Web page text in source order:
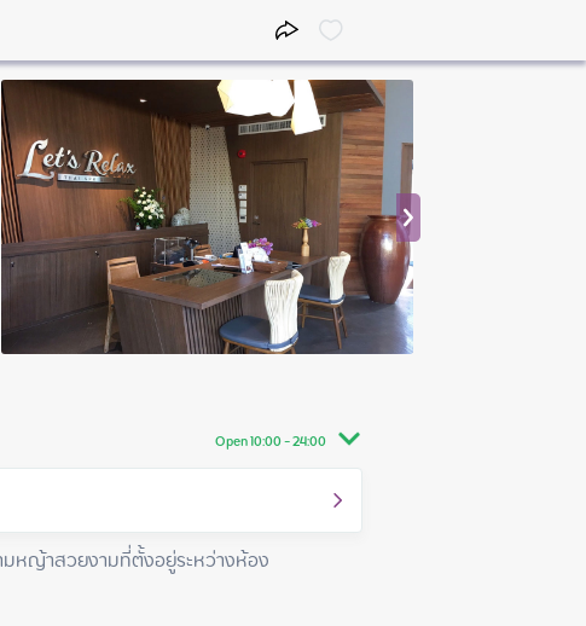
Open 10:00 - 24:00
10:00 - 24:00
10:00 - 24:00
10:00 - 24:00
มหญ้าสวยงามที่ตั้งอยู่ระหว่างห้อง